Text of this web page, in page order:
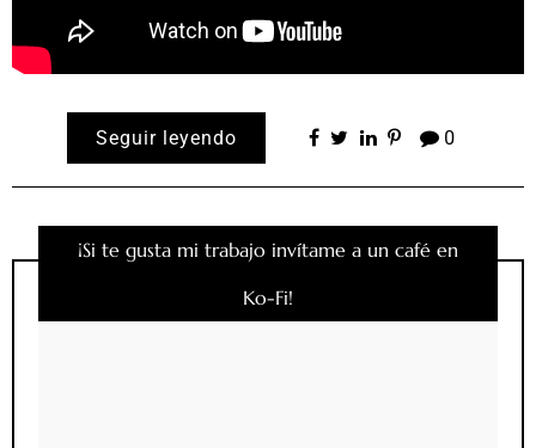
Seguir leyendo 0
¡Si te gusta mi trabajo invítame a un café en
Ko-Fi!